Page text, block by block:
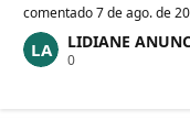
n
o
s
comentado7 de ago. de
LIDIANE
0P